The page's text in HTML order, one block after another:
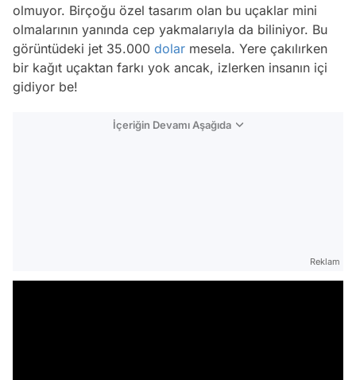
olmuyor. Birçoğu özel tasarım olan bu uçaklar mini
olmalarının yanında cep yakmalarıyla da biliniyor. Bu
görüntüdeki jet 35.000 dolar mesela. Yere çakılırken
bir kağıt uçaktan farkı yok ancak, izlerken insanın içi
gidiyor be!
İçeriğin Devamı Aşağıda
Reklam